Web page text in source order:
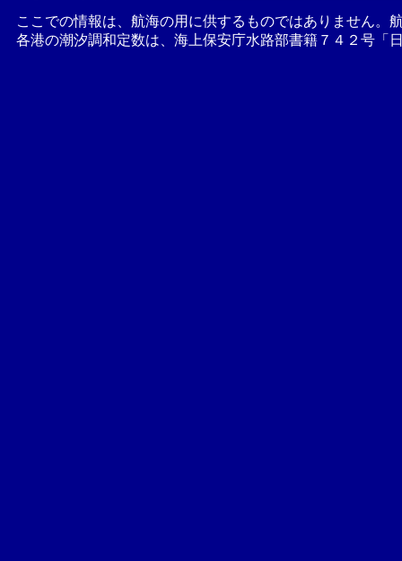
ここでの情報は、航海の用に供するものではありません。
各港の潮汐調和定数は、海上保安庁水路部書籍７４２号「